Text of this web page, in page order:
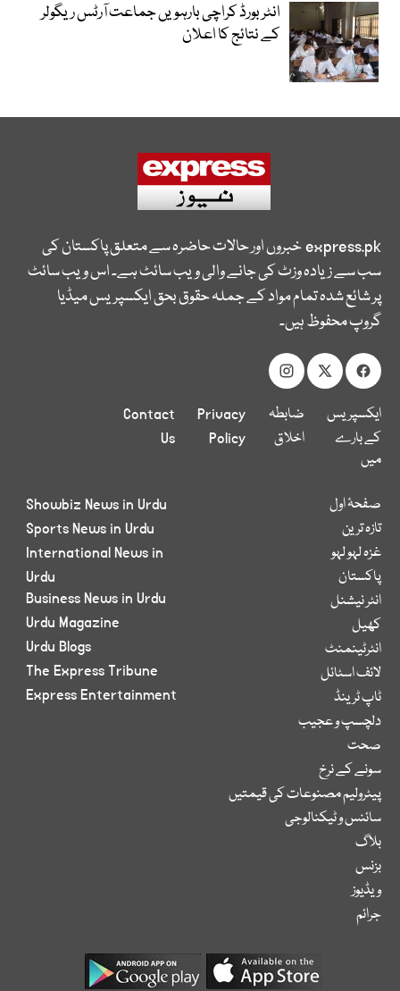
انٹر بورڈ کراچی بارہویں جماعت آرٹس ریگولر
کے نتائج کا اعلان
express.pkخبروں اور حالات حاضرہ سے متعلق پاکستان کی
سب سے زیادہ وزٹ کی جانے والی ویب سائٹ ہے۔ اس ویب سائٹ
پر شائع شدہ تمام مواد کے جملہ حقوق بحق ایکسپریس میڈیا
گروپ محفوظ ہیں۔
ایکسپریس
کے بارے
میں
ضابطہ
اخلاق
Privacy
Policy
Contact
Us
صفحۂ اول
تازہ ترین
غزہ لہو لہو
پاکستان
انٹر نیشنل
کھیل
انٹرٹینمنٹ
لائف اسٹائل
ٹاپ ٹرینڈ
دلچسپ و عجیب
صحت
سونے کے نرخ
پیٹرولیم مصنوعات کی قیمتیں
سائنس و ٹیکنالوجی
بلاگ
بزنس
ویڈیوز
جرائم
Showbiz News in Urdu
Sports News in Urdu
International News in
Urdu
Business News in Urdu
Urdu Magazine
Urdu Blogs
The Express Tribune
Express Entertainment